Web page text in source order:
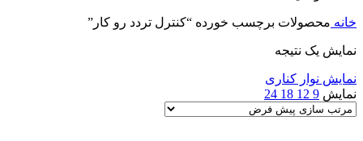
خانه محصولات برچسب خورده “کنترل تردد رو کار”
نمایش یک نتیجه
نمایش نوار کناری
نمایش 9
12
18
24